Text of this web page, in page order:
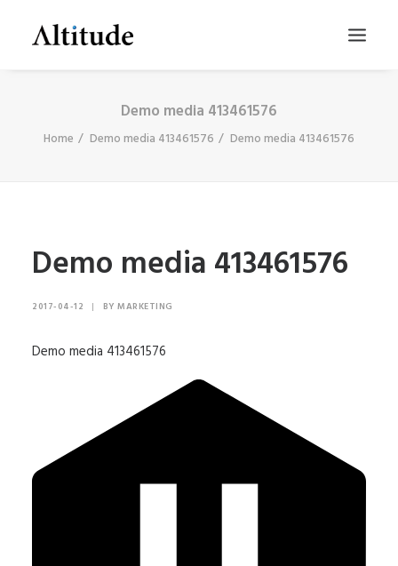
Demo media 413461576
Home Demo media 413461576 Demo media 413461576
Demo media 413461576
2017-04-12 | BY MARKETING
Demo media 413461576